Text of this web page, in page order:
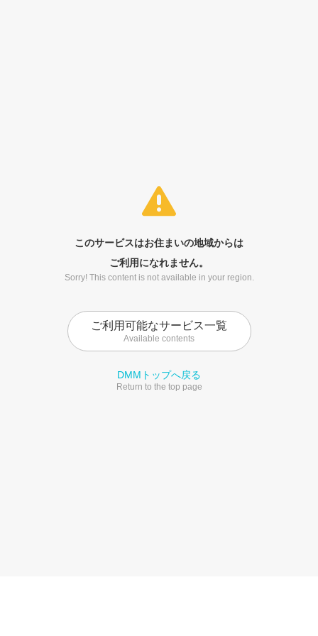
このサービスはお住まいの地域からは
ご利用になれません。
Sorry! This content is not available in your region.
ご利用可能なサービス一覧
Available contents
DMMトップへ戻る
Return to the top page